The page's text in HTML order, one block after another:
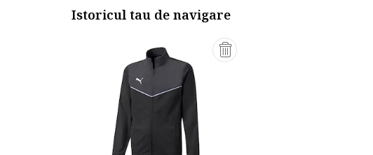
Istoricul tau de navigare